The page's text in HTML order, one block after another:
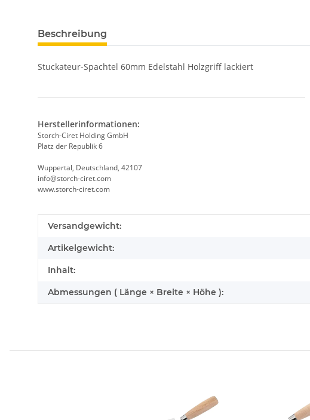
Beschreibung
Stuckateur-Spachtel 60mm Edelstahl Holzgriff lackiert
Herstellerinformationen:
Storch-Ciret Holding GmbH
Platz der Republik 6
Wuppertal, Deutschland, 42107
info@storch-ciret.com
www.storch-ciret.com
Produkteigenschaft
Wert
Versandgewicht:
Artikelgewicht:
Inhalt:
Abmessungen ( Länge × Breite × Höhe ):